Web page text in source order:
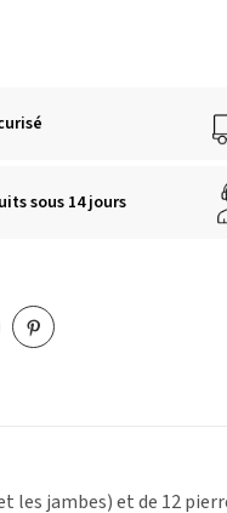
sous 14 jours
les jambes) et de 12